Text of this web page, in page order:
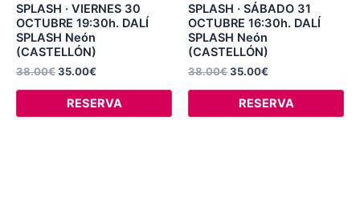
SPLASH · VIERNES 30
OCTUBRE 19:30h. DALÍ
SPLASH Neón
(CASTELLÓN)
38.00€35.00€
RESERVA
SPLASH · SÁBADO 31
OCTUBRE 16:30h. DALÍ
SPLASH Neón
(CASTELLÓN)
38.00€35.00€
RESERVA